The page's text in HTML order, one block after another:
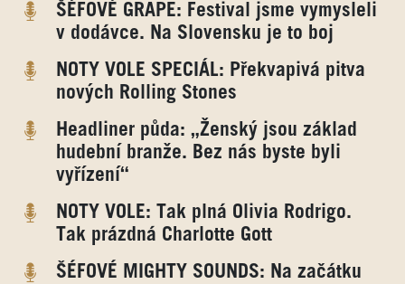
ŠÉFOVÉ GRAPE: Festival jsme vymysleli
v dodávce. Na Slovensku je to boj
NOTY VOLE SPECIÁL: Překvapivá pitva
nových Rolling Stones
Headliner půda: „Ženský jsou základ
hudební branže. Bez nás byste byli
vyřízení“
NOTY VOLE: Tak plná Olivia Rodrigo.
Tak prázdná Charlotte Gott
ŠÉFOVÉ MIGHTY SOUNDS: Na začátku